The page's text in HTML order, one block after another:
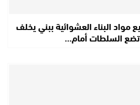
مواد البناء العشوائية ببني يخلف
السلطات أمام…